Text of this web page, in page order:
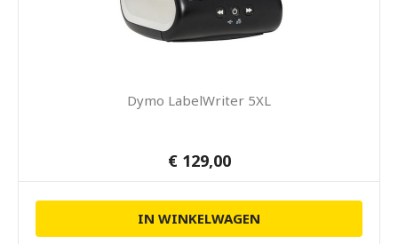
Dymo LabelWriter 5XL
€ 129,00
IN WINKELWAGEN